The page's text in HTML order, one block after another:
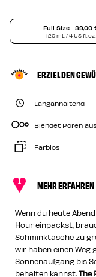
Full Size 39,00
120 mL / 4 US fl. oz.
ERZIEL DEN
Langanhaltend
Blendet Poren aus
Farblos
MEHR ERFAHREN
Wenn du heute
Hour einpackst,
Schminktasche zu
wir haben einen Weg
Sonnenaufgang bis
behalten kannst.The